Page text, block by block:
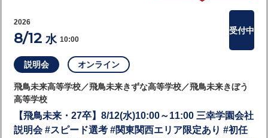
説明会 オンライン
飛鳥未来高等学校／飛鳥未来きずな高等学校／飛鳥未来きぼう
高等学校
【飛鳥未来・27卒】8/12(水)10:00～11:00 三幸学園会社
説明会 #スピード選考 #関東関西エリア限定あり #初任
2026
8/12 水 10:00
受付中